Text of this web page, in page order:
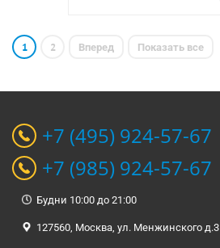
1 2 Вперед Показать все
+7 (495) 924-57-67
+7 (985) 924-57-67
Будни 10:00 до 21:00
127560, Москва, ул. Менжинского д.3